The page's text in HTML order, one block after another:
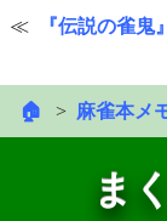
『伝説の雀鬼
🏠 麻雀本メ
ま